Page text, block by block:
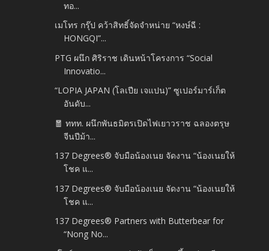
ทอ...
เมโทร กรุ๊ป คว้าสิทธิ์จัดจำหน่าย “หงษ์ฉี :
HONGQI”...
PTG ผนึก ศิริราช เดินหน้าโครงการ “Social
Innovatio...
“LOPIA JAPAN (โลเปีย เจแปน)” ซูเปอร์มาร์เก็ต
อันดับ...
🧧 ททท. ผนึกพันธมิตรเปิดไฟเยาวราช ฉลองตรุษ
จีนปีม้า...
137 Degrees® จับมือน้องเนย จัดงาน “น้องเนยให้
โชค แ...
137 Degrees® จับมือน้องเนย จัดงาน “น้องเนยให้
โชค แ...
137 Degrees® Partners with Butterbear for
“Nong No...